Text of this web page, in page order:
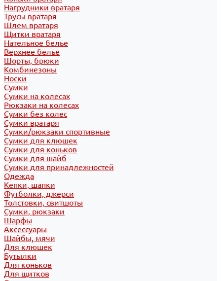
Нагрудники вратаря
Трусы вратаря
Шлем вратаря
Щитки вратаря
Нательное белье
Верхнее белье
Шорты, брюки
Комбинезоны
Носки
Сумки
Сумки на колесах
Рюкзаки на колесах
Сумки без колес
Сумки вратаря
Сумки/рюкзаки спортивные
Сумки для клюшек
Сумки для коньков
Сумки для шайб
Сумки для принадлежностей
Одежда
Кепки, шапки
Футболки, джерси
Толстовки, свитшоты
Сумки, рюкзаки
Шарфы
Аксессуары
Шайбы, мячи
Для клюшек
Бутылки
Для коньков
Для щитков